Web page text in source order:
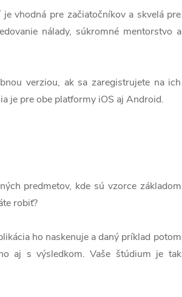
vhodná pre začiatočníkov a skvelá pre
nálady, súkromné mentorstvo a
verziou, ak sa zaregistrujete na ich
je pre obe platformy iOS aj Android.
predmetov, kde sú vzorce základom
robiť?
ho naskenuje a daný príklad potom
aj s výsledkom. Vaše štúdium je tak